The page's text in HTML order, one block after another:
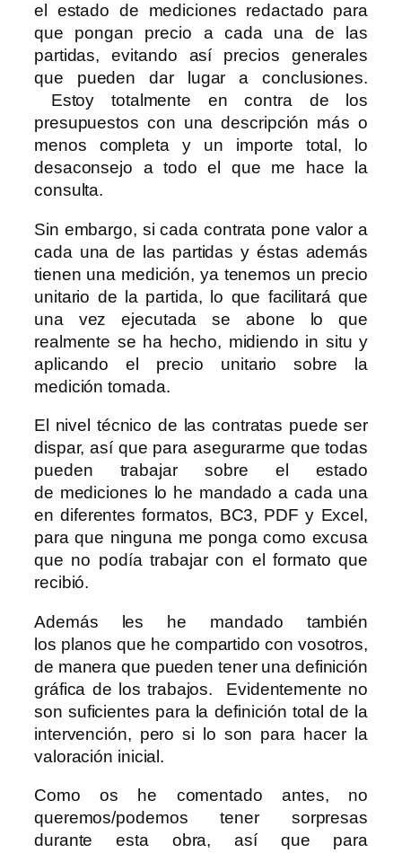
el estado de mediciones redactado para
que pongan precio a cada una de las
partidas, evitando así precios generales
que pueden dar lugar a conclusiones.
Estoy totalmente en contra de los
presupuestos con una descripción más o
menos completa y un importe total, lo
desaconsejo a todo el que me hace la
consulta.
Sin embargo, si cada contrata pone valor a
cada una de las partidas y éstas además
tienen una medición, ya tenemos un precio
unitario de la partida, lo que facilitará que
una vez ejecutada se abone lo que
realmente se ha hecho, midiendo in situ y
aplicando el precio unitario sobre la
medición tomada.
El nivel técnico de las contratas puede ser
dispar, así que para asegurarme que todas
pueden trabajar sobre el estado
de mediciones lo he mandado a cada una
en diferentes formatos, BC3, PDF y Excel,
para que ninguna me ponga como excusa
que no podía trabajar con el formato que
recibió.
Además les he mandado también
los planos que he compartido con vosotros,
de manera que pueden tener una definición
gráfica de los trabajos. Evidentemente no
son suficientes para la definición total de la
intervención, pero si lo son para hacer la
valoración inicial.
Como os he comentado antes, no
queremos/podemos tener sorpresas
durante esta obra, así que para